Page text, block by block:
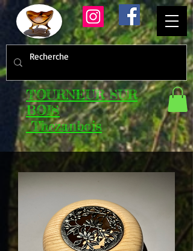
TOURNEUR SUR
BOIS
Thezanbois